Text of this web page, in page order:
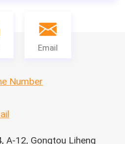
平らな編む機械
:3システムが付いている単一のキャ
Email
Number
A-12, Gongtou Liheng